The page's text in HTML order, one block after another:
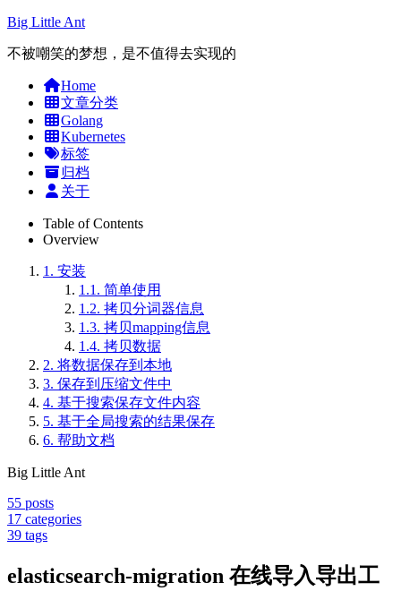
Big Little Ant
不被嘲笑的梦想，是不值得去实现的
Home
文章分类
Golang
Kubernetes
标签
归档
关于
Table of Contents
Overview
1. 安装
1.1. 简单使用
1.2. 拷贝分词器信息
1.3. 拷贝mapping信息
1.4. 拷贝数据
2. 将数据保存到本地
3. 保存到压缩文件中
4. 基于搜索保存文件内容
5. 基于全局搜索的结果保存
6. 帮助文档
Big Little Ant
55 posts
17 categories
39 tags
elasticsearch-migration 在线导入导出工